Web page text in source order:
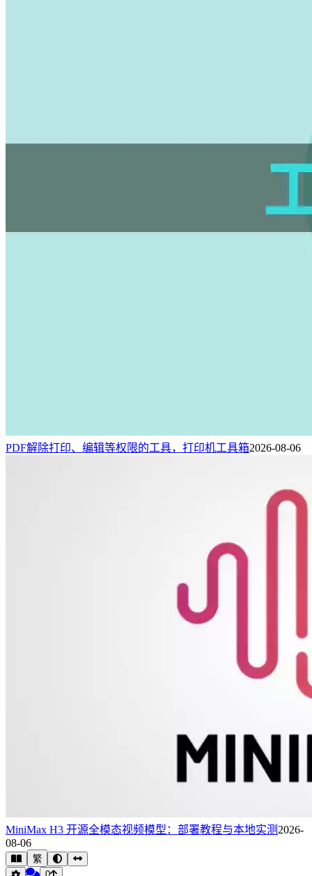
PDF解除打印、编辑等权限的工具，打印机工具箱2026-08-06
MiniMax H3 开源全模态视频模型：部署教程与本地实测 2026-
08-06
繁